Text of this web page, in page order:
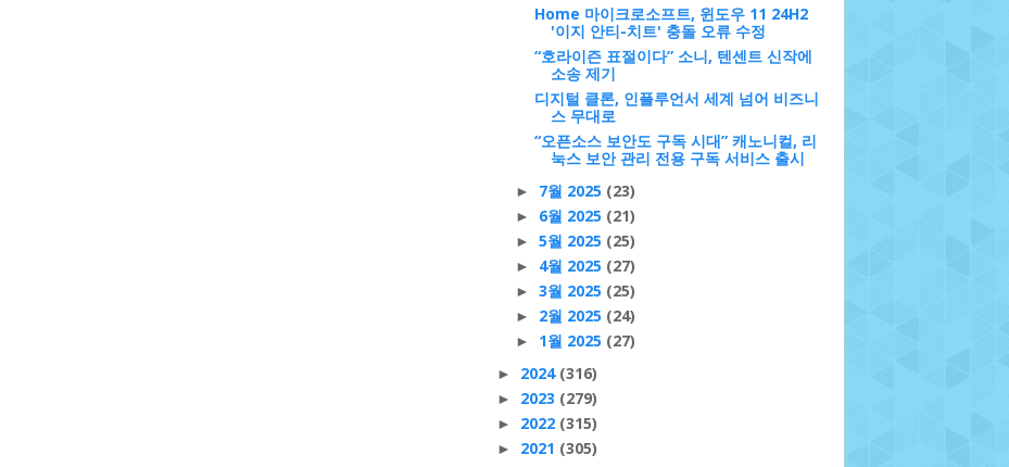
Home 마이크로소프트, 윈도우 11 24H2
'이지 안티-치트' 충돌 오류 수정
“호라이즌 표절이다” 소니, 텐센트 신작에
소송 제기
디지털 클론, 인플루언서 세계 넘어 비즈니
스 무대로
“오픈소스 보안도 구독 시대” 캐노니컬, 리
눅스 보안 관리 전용 구독 서비스 출시
► 7월 2025 (23)
► 6월 2025 (21)
► 5월 2025 (25)
► 4월 2025 (27)
► 3월 2025 (25)
► 2월 2025 (24)
► 1월 2025 (27)
► 2024 (316)
► 2023 (279)
► 2022 (315)
► 2021 (305)